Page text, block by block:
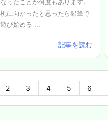
なったことが何度もあります。
机に向かったと思ったら鉛筆で
遊び始める ...
記事を読む
2 3 4 5 6